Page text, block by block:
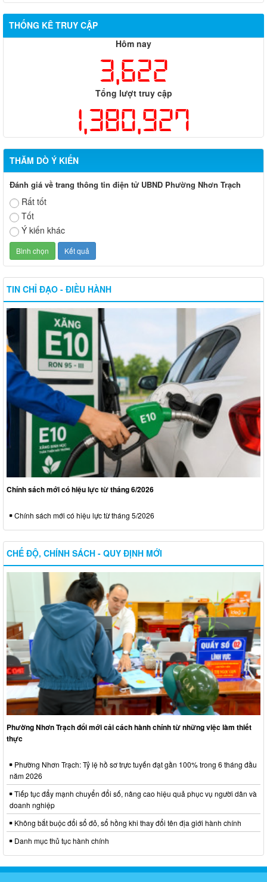
Biên bản về việc niêm yết phương án bồi thường, hỗ trợ, tái
định cư của các hộ dân có đất bị thu hồi thuộc dự án nâng cấp
đường 25B cũ đoạn từ Trung tâm huyện Nhơn Trạch ra Quốc lộ
51, huyện Long Thành và huyện Nhơn Trạch
THỐNG KÊ TRUY CẬP
Hôm nay
3,622
Tổng lượt truy cập
1,380,927
THĂM DÒ Ý KIẾN
Đánh giá về trang thông tin điện tử UBND Phường Nhơn Trạch
Rất tốt
Tốt
Ý kiến khác
TIN CHỈ ĐẠO - ĐIỀU HÀNH
Chính sách mới có hiệu lực từ tháng 6/2026
Chính sách mới có hiệu lực từ tháng 5/2026
CHẾ ĐỘ, CHÍNH SÁCH - QUY ĐỊNH MỚI
Phường Nhơn Trạch đổi mới cải cách hành chính từ những việc làm thiết
thực
Phường Nhơn Trạch: Tỷ lệ hồ sơ trực tuyến đạt gần 100% trong 6 tháng đầu
năm 2026
Tiếp tục đẩy mạnh chuyển đổi số, nâng cao hiệu quả phục vụ người dân và
doanh nghiệp
Không bắt buộc đổi sổ đỏ, sổ hồng khi thay đổi tên địa giới hành chính
Danh mục thủ tục hành chính